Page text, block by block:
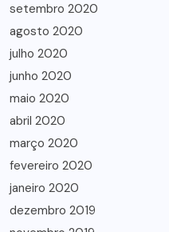
setembro 2020
agosto 2020
julho 2020
junho 2020
maio 2020
abril 2020
março 2020
fevereiro 2020
janeiro 2020
dezembro 2019